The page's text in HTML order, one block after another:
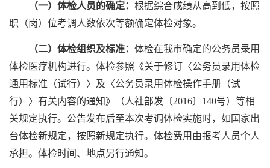
（一）体检人员的确定： 根据综合成绩从高到低，按照
职（岗）位考调人数依次等额确定体检对象。
（二）体检组织及标准： 体检在我市确定的公务员录用
体检医疗机构进行。体检参照《关于修订〈公务员录用体检
通用标准（试行）〉及〈公务员录用体检操作手册（试
行）〉有关内容的通知》（人社部发〔2016〕140号）等相
关规定执行。公告发布后至本次考调体检实施时，如国家出
台体检新规定，按照新规定执行。体检费用由报考人员个人
承担。体检时间、地点另行通知。